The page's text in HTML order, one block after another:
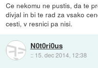
Ce nekomu ne pustis, da te
divjal in bi te rad za vsako
cesti, v resnici pa nisi.
N0t0ri0us
:: 15. dec 2014, 12:38